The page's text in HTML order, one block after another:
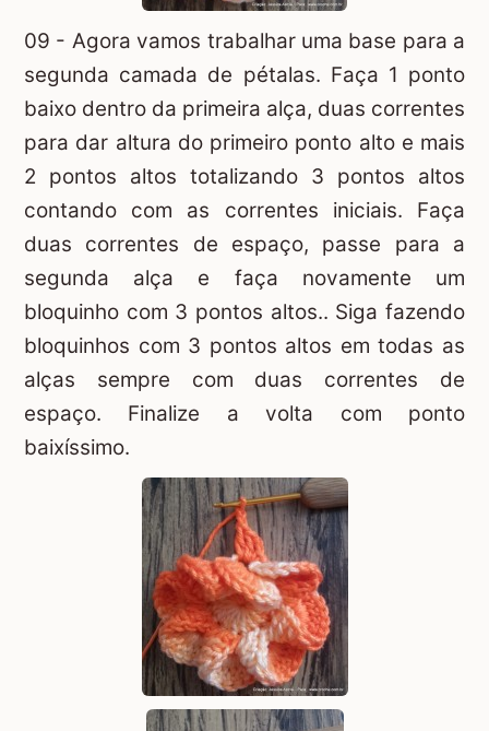
09 - Agora vamos trabalhar uma base para a
segunda camada de pétalas. Faça 1 ponto
baixo dentro da primeira alça, duas correntes
para dar altura do primeiro ponto alto e mais
2 pontos altos totalizando 3 pontos altos
contando com as correntes iniciais. Faça
duas correntes de espaço, passe para a
segunda alça e faça novamente um
bloquinho com 3 pontos altos.. Siga fazendo
bloquinhos com 3 pontos altos em todas as
alças sempre com duas correntes de
espaço. Finalize a volta com ponto
baixíssimo.